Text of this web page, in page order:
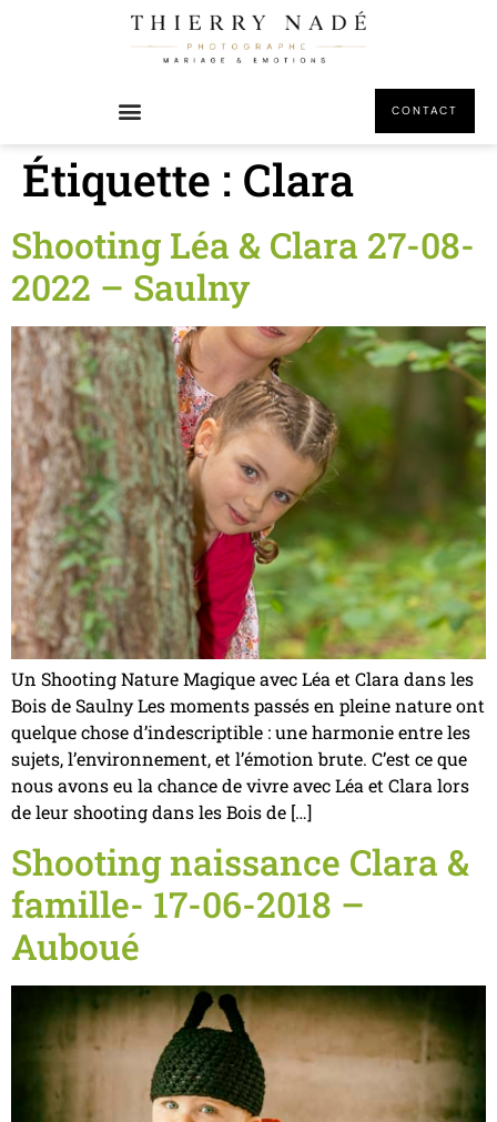
CONTACT
Étiquette : Clara
Shooting Léa & Clara 27-08-
2022 – Saulny
Un Shooting Nature Magique avec Léa et Clara dans les
Bois de Saulny Les moments passés en pleine nature ont
quelque chose d’indescriptible : une harmonie entre les
sujets, l’environnement, et l’émotion brute. C’est ce que
nous avons eu la chance de vivre avec Léa et Clara lors
de leur shooting dans les Bois de […]
Shooting naissance Clara &
famille- 17-06-2018 –
Auboué